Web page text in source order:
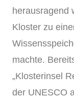
herausragend
Kloster zu
machte.
„Klosterinsel
der UNESCO